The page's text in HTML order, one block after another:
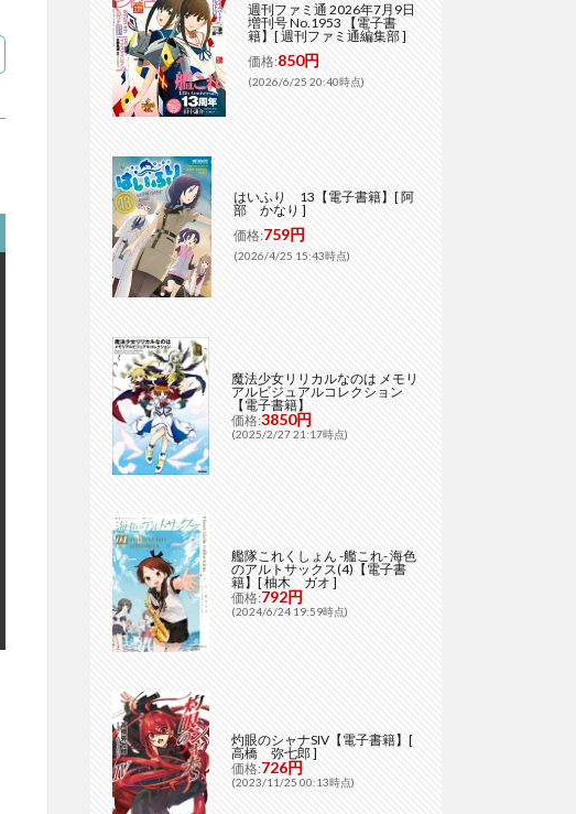
週刊ファミ通 2026年7月9日
増刊号 No.1953 【電子書
籍】[ 週刊ファミ通編集部 ]
価格:850円
(2026/6/25 20:40時点)
はいふり 13【電子書籍】[ 阿
部 かなり ]
価格:759円
(2026/4/25 15:43時点)
魔法少女リリカルなのは メモリ
アルビジュアルコレクション
【電子書籍】
価格:3850円
(2025/2/27 21:17時点)
艦隊これくしょん -艦これ- 海色
のアルトサックス(4)【電子書
籍】[ 柚木 ガオ ]
価格:792円
(2024/6/24 19:59時点)
灼眼のシャナSIV【電子書籍】[
高橋 弥七郎 ]
価格:726円
(2023/11/25 00:13時点)